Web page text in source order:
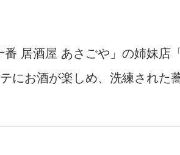
居酒屋 あさごや」の姉妹
にお酒が楽しめ、洗練された